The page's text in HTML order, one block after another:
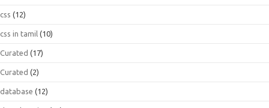
css (12)
css in tamil (10)
Curated (17)
Curated (2)
database (12)